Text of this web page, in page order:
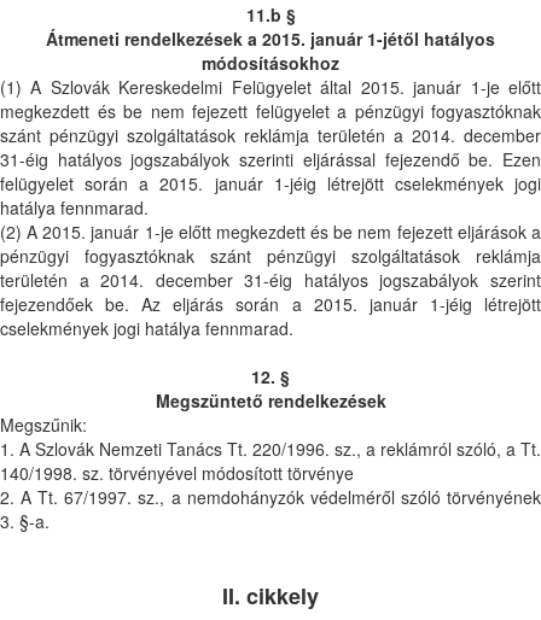
11.b §
Átmeneti rendelkezések a 2015. január 1-jétől hatályos
módosításokhoz
(1) A Szlovák Kereskedelmi Felügyelet által 2015. január 1-je előtt
megkezdett és be nem fejezett felügyelet a pénzügyi fogyasztóknak
szánt pénzügyi szolgáltatások reklámja területén a 2014. december
31-éig hatályos jogszabályok szerinti eljárással fejezendő be. Ezen
felügyelet során a 2015. január 1-jéig létrejött cselekmények jogi
hatálya fennmarad.
(2) A 2015. január 1-je előtt megkezdett és be nem fejezett eljárások a
pénzügyi fogyasztóknak szánt pénzügyi szolgáltatások reklámja
területén a 2014. december 31-éig hatályos jogszabályok szerint
fejezendőek be. Az eljárás során a 2015. január 1-jéig létrejött
cselekmények jogi hatálya fennmarad.
12. §
Megszüntető rendelkezések
Megszűnik:
1. A Szlovák Nemzeti Tanács Tt. 220/1996. sz., a reklámról szóló, a Tt.
140/1998. sz. törvényével módosított törvénye
2. A Tt. 67/1997. sz., a nemdohányzók védelméről szóló törvényének
3. §-a.
II. cikkely